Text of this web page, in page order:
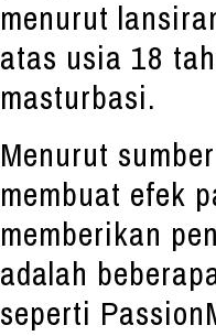
menurut
atas usia 18
masturbasi.
Menurut
membuat efek
memberikan
adalah
seperti